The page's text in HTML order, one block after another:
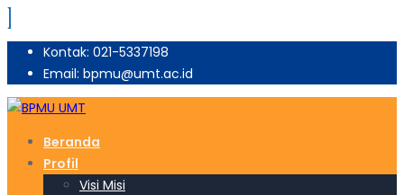
Kontak: 021-5337198
Email: bpmu@umt.ac.id
Beranda
Profil
Visi Misi